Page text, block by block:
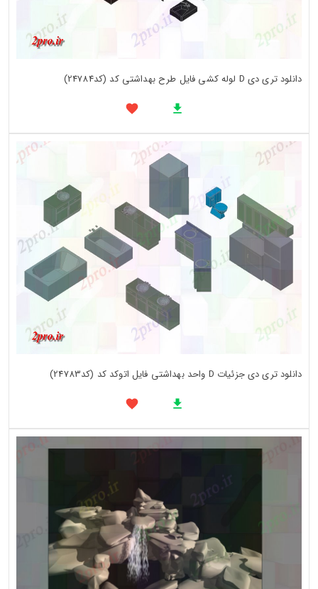
دانلود تری دی D لوله کشی فایل طرح بهداشتی کد (کد24784)
دانلود تری دی جزئیات D واحد بهداشتی فایل اتوکد کد (کد24783)